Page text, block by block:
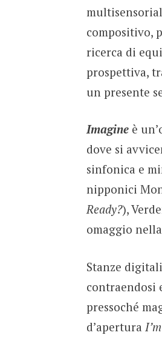
compositivo,
ricerca di
prospettiva,
un presente
Imagineè
dove si
sinfonica e
nipponici
Ready?),
omaggio
Stanze
contraendosi
pressoché
d’apertura